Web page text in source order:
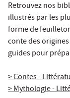
Retrouvez nos
illustrés par les
forme de
conte des
guides pour
> Contes -
> Mythologie -